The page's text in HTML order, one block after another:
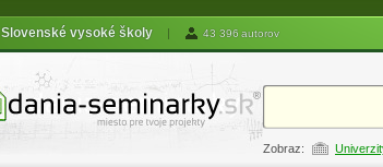
Slovenské vysoké školy | 43 396 autorov
Zobraz: